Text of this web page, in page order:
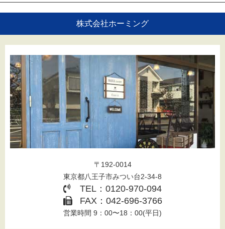
株式会社ホーミング
〒192-0014
東京都八王子市みつい台2-34-8
TEL：0120-970-094
FAX：042-696-3766
営業時間 9：00〜18：00(平日)